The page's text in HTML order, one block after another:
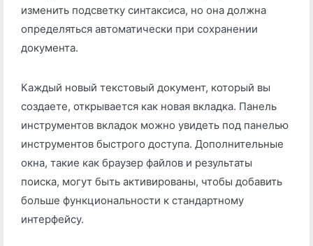
изменить подсветку синтаксиса, но она должна
определяться автоматически при сохранении
документа.
Каждый новый текстовый документ, который вы
создаете, открывается как новая вкладка. Панель
инструментов вкладок можно увидеть под панелью
инструментов быстрого доступа. Дополнительные
окна, такие как браузер файлов и результаты
поиска, могут быть активированы, чтобы добавить
больше функциональности к стандартному
интерфейсу.